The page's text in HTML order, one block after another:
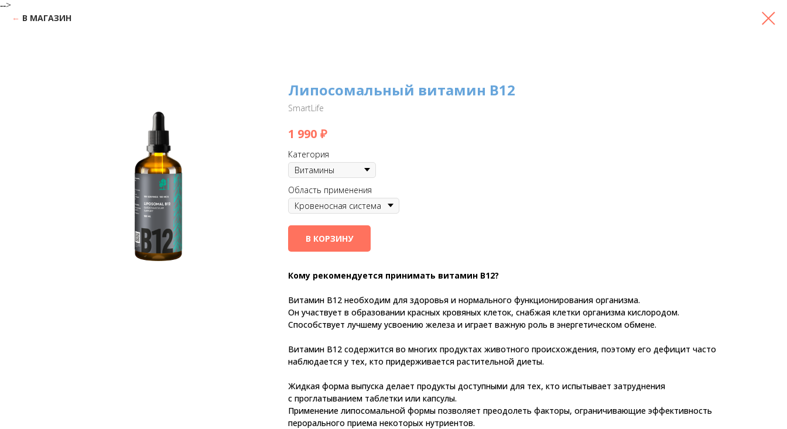
-->
В МАГАЗИН
Липосомальный витамин В12
SmartLife
1 990 ₽
Категория
Область применения
В КОРЗИНУ
Кому рекомендуется принимать витамин В12?
Витамин В12 необходим для здоровья и нормального функционирования организма.
Он участвует в образовании красных кровяных клеток, снабжая клетки организма кислородом.
Способствует лучшему усвоению железа и играет важную роль в энергетическом обмене.
Витамин В12 содержится во многих продуктах животного происхождения, поэтому его дефицит часто
наблюдается у тех, кто придерживается растительной диеты.
Жидкая форма выпуска делает продукты доступными для тех, кто испытывает затруднения
с проглатыванием таблетки или капсулы.
Применение липосомальной формы позволяет преодолеть факторы, ограничивающие эффективность
перорального приема некоторых нутриентов.